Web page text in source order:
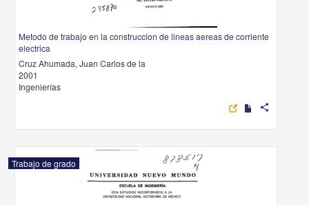
Metodo de trabajo en la construccion de lineas aereas de corriente
electrica
Cruz Ahumada, Juan Carlos de la
2001
Ingenierías
share
Trabajo de grado